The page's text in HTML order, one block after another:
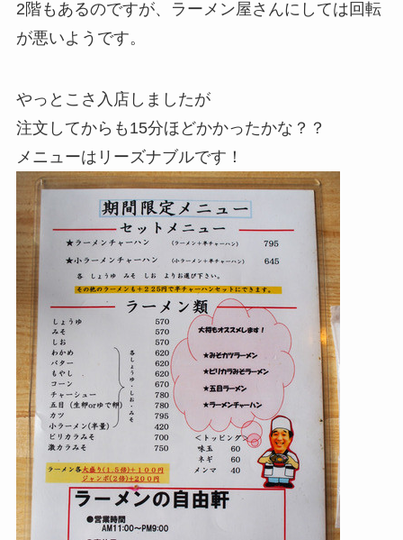
2階もあるのですが、ラーメン屋さんにしては回転
が悪いようです。
やっとこさ入店しましたが
注文してからも15分ほどかかったかな？？
メニューはリーズナブルです！